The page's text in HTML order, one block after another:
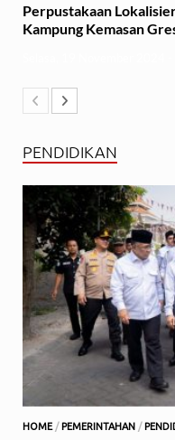
Perpustakaan
Kampung Kemasan
PENDIDIKAN
HOME/ PEMERINTAHAN /